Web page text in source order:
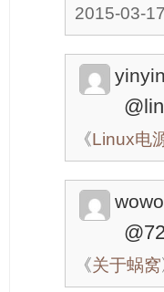
2015-03-
yinyin
《Linux电
wowo
《关于蜗窝